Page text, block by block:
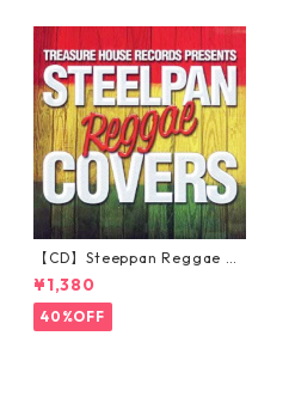
【CD】Steeppan Reggae Co
vers
¥1,380
40%OFF